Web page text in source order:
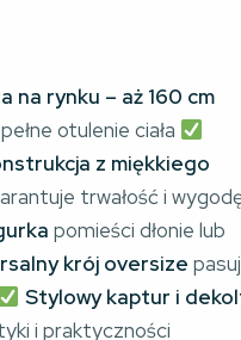
na rynku – aż 160 cm
otulenie ciała
z miękkiego
trwałość i
pomieści dłonie lub
krój oversize
Stylowy kaptur i
i praktyczności